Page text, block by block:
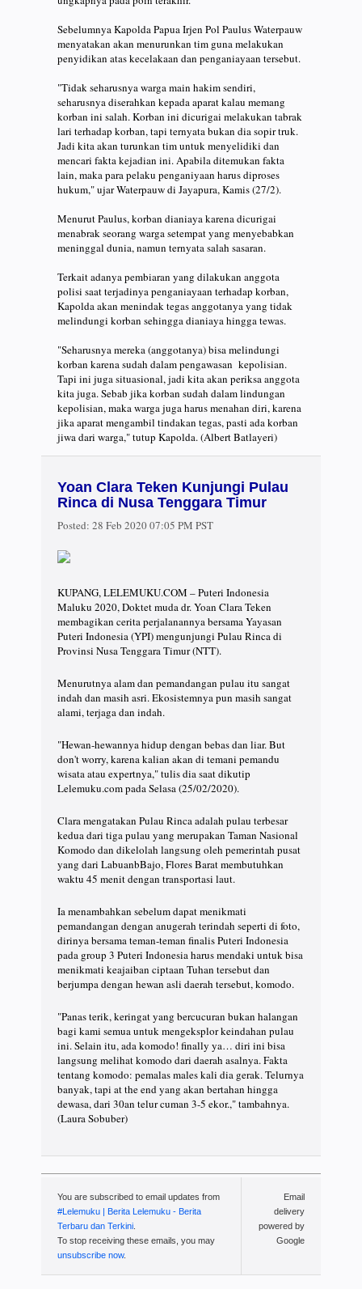
Sebelumnya Kapolda Papua Irjen Pol Paulus Waterpauw
menyatakan akan menurunkan tim guna melakukan
penyidikan atas kecelakaan dan penganiayaan tersebut.
"Tidak seharusnya warga main hakim sendiri,
seharusnya diserahkan kepada aparat kalau memang
korban ini salah. Korban ini dicurigai melakukan tabrak
lari terhadap korban, tapi ternyata bukan dia sopir truk.
Jadi kita akan turunkan tim untuk menyelidiki dan
mencari fakta kejadian ini. Apabila ditemukan fakta
lain, maka para pelaku penganiyaan harus diproses
hukum," ujar Waterpauw di Jayapura, Kamis (27/2).
Menurut Paulus, korban dianiaya karena dicurigai
menabrak seorang warga setempat yang menyebabkan
meninggal dunia, namun ternyata salah sasaran.
Terkait adanya pembiaran yang dilakukan anggota
polisi saat terjadinya penganiayaan terhadap korban,
Kapolda akan menindak tegas anggotanya yang tidak
melindungi korban sehingga dianiaya hingga tewas.
"Seharusnya mereka (anggotanya) bisa melindungi
korban karena sudah dalam pengawasan kepolisian.
Tapi ini juga situasional, jadi kita akan periksa anggota
kita juga. Sebab jika korban sudah dalam lindungan
kepolisian, maka warga juga harus menahan diri, karena
jika aparat mengambil tindakan tegas, pasti ada korban
jiwa dari warga," tutup Kapolda. (Albert Batlayeri)
Yoan Clara Teken Kunjungi Pulau
Rinca di Nusa Tenggara Timur
Posted: 28 Feb 2020 07:05 PM PST
KUPANG, LELEMUKU.COM – Puteri Indonesia
Maluku 2020, Doktet muda dr. Yoan Clara Teken
membagikan cerita perjalanannya bersama Yayasan
Puteri Indonesia (YPI) mengunjungi Pulau Rinca di
Provinsi Nusa Tenggara Timur (NTT).
Menurutnya alam dan pemandangan pulau itu sangat
indah dan masih asri. Ekosistemnya pun masih sangat
alami, terjaga dan indah.
"Hewan-hewannya hidup dengan bebas dan liar. But
don't worry, karena kalian akan di temani pemandu
wisata atau expertnya," tulis dia saat dikutip
Lelemuku.com pada Selasa (25/02/2020).
Clara mengatakan Pulau Rinca adalah pulau terbesar
kedua dari tiga pulau yang merupakan Taman Nasional
Komodo dan dikelolah langsung oleh pemerintah pusat
yang dari LabuanbBajo, Flores Barat membutuhkan
waktu 45 menit dengan transportasi laut.
Ia menambahkan sebelum dapat menikmati
pemandangan dengan anugerah terindah seperti di foto,
dirinya bersama teman-teman finalis Puteri Indonesia
pada group 3 Puteri Indonesia harus mendaki untuk bisa
menikmati keajaiban ciptaan Tuhan tersebut dan
berjumpa dengan hewan asli daerah tersebut, komodo.
"Panas terik, keringat yang bercucuran bukan halangan
bagi kami semua untuk mengeksplor keindahan pulau
ini. Selain itu, ada komodo! finally ya… diri ini bisa
langsung melihat komodo dari daerah asalnya. Fakta
tentang komodo: pemalas males kali dia gerak. Telurnya
banyak, tapi at the end yang akan bertahan hingga
dewasa, dari 30an telur cuman 3-5 ekor.," tambahnya.
(Laura Sobuber)
You are subscribed to email updates from
#Lelemuku | Berita Lelemuku - Berita
Terbaru dan Terkini
To stop receiving these emails, you may
unsubscribe now.
Email
delivery
powered by
Google